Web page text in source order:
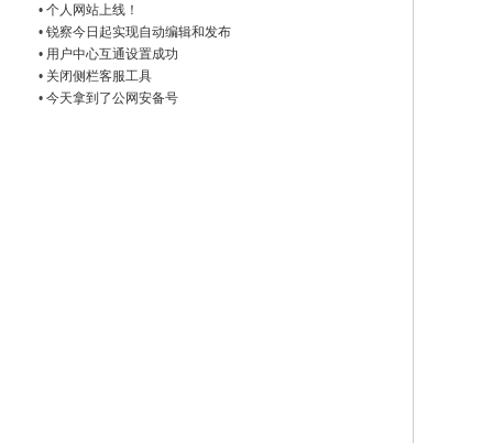
•个人网站上线！
•锐察今日起实现自动编辑和发布
• 用户中心互通设置成功
• 关闭侧栏客服工具
•今天拿到了公网安备号